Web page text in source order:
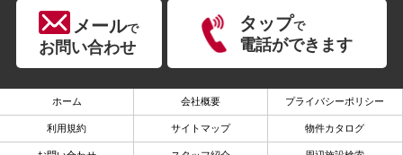
メールで
お問い合わせ
タップで
電話ができます
ホーム 会社概要 プライバシーポリシー
利用規約 サイトマップ 物件カタログ